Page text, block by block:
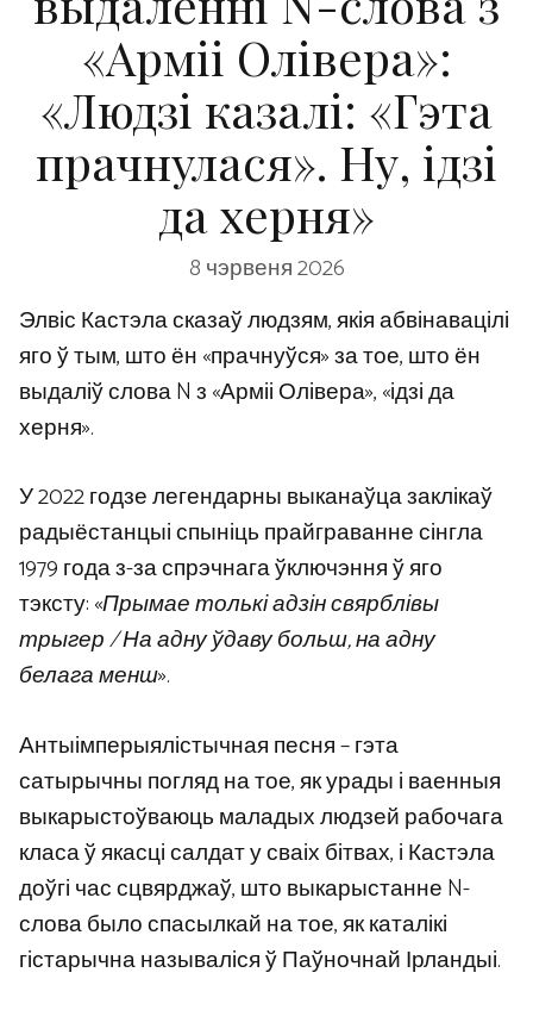
«Арміі Олівера»:
«Людзі казалі: «Гэта
прачнулася». Ну, ідзі
да херня»
8 чэрвеня 2026
Элвіс Кастэла сказаў людзям, якія абвінавацілі
яго ў тым, што ён «прачнуўся» за тое, што ён
выдаліў слова N з «Арміі Олівера», «ідзі да
херня».
У 2022 годзе легендарны выканаўца заклікаў
радыёстанцыі спыніць прайграванне сінгла
1979 года з-за спрэчнага ўключэння ў яго
тэксту: «Прымае толькі адзін свярблівы
трыгер / На адну ўдаву больш, на адну
белага менш».
Антыімперыялістычная песня – гэта
сатырычны погляд на тое, як урады і ваенныя
выкарыстоўваюць маладых людзей рабочага
класа ў якасці салдат у сваіх бітвах, і Кастэла
доўгі час сцвярджаў, што выкарыстанне N-
слова было спасылкай на тое, як каталікі
гістарычна называліся ў Паўночнай Ірландыі.